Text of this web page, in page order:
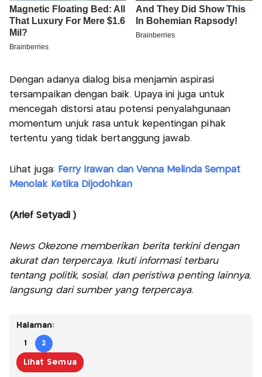
Dengan adanya dialog bisa menjamin aspirasi
tersampaikan dengan baik. Upaya ini juga untuk
mencegah distorsi atau potensi penyalahgunaan
momentum unjuk rasa untuk kepentingan pihak
tertentu yang tidak bertanggung jawab.
Lihat juga: Ferry Irawan dan Venna Melinda Sempat
Menolak Ketika Dijodohkan
(Arief Setyadi )
News Okezone memberikan berita terkini dengan
akurat dan terpercaya. Ikuti informasi terbaru
tentang politik, sosial, dan peristiwa penting lainnya,
langsung dari sumber yang terpercaya.
Halaman:
1 2
Lihat Semua